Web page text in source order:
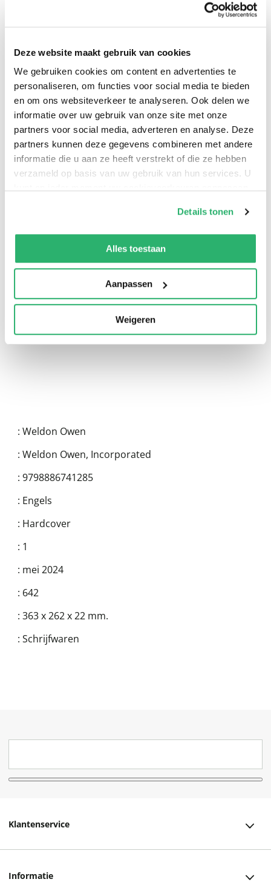
Deze website maakt gebruik van cookies
We gebruiken cookies om content en advertenties te
personaliseren, om functies voor social media te bieden
en om ons websiteverkeer te analyseren. Ook delen we
informatie over uw gebruik van onze site met onze
partners voor social media, adverteren en analyse. Deze
partners kunnen deze gegevens combineren met andere
informatie die u aan ze heeft verstrekt of die ze hebben
verzameld op basis van uw gebruik van hun services. U
kunnen ontvangen en verwerken.
Details tonen
Alles toestaan
Aanpassen
Weigeren
this oversize, hardbound book, romance genre-
inspired reading challenges are paired with bookish
rewards, propelling you toward a sizzling season of
reading escapes and satisfying achievements.
0|0
: Weldon Owen
: Weldon Owen, Incorporated
: 9798886741285
: Engels
: Hardcover
: 1
: mei 2024
: 642
: 363 x 262 x 22 mm.
: Schrijfwaren
Klantenservice
Informatie